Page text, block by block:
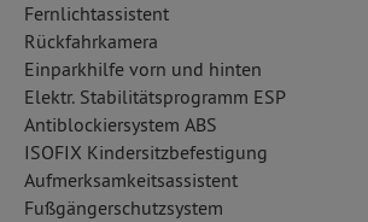
Fernlichtassistent
Rückfahrkamera
Einparkhilfe vorn und hinten
Elektr. Stabilitätsprogramm ESP
Antiblockiersystem ABS
ISOFIX Kindersitzbefestigung
Aufmerksamkeitsassistent
Fußgängerschutzsystem